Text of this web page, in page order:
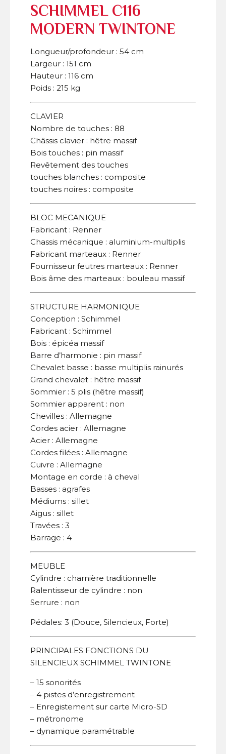
SCHIMMEL C116
MODERN TWINTONE
Longueur/profondeur : 54 cm
Largeur : 151 cm
Hauteur : 116 cm
Poids : 215 kg
CLAVIER
Nombre de touches : 88
Châssis clavier : hêtre massif
Bois touches : pin massif
Revêtement des touches
touches blanches : composite
touches noires : composite
BLOC MECANIQUE
Fabricant : Renner
Chassis mécanique : aluminium-multiplis
Fabricant marteaux : Renner
Fournisseur feutres marteaux : Renner
Bois âme des marteaux : bouleau massif
STRUCTURE HARMONIQUE
Conception : Schimmel
Fabricant : Schimmel
Bois : épicéa massif
Barre d’harmonie : pin massif
Chevalet basse : basse multiplis rainurés
Grand chevalet : hêtre massif
Sommier : 5 plis (hêtre massif)
Sommier apparent : non
Chevilles : Allemagne
Cordes acier : Allemagne
Acier : Allemagne
Cordes filées : Allemagne
Cuivre : Allemagne
Montage en corde : à cheval
Basses : agrafes
Médiums : sillet
Aigus : sillet
Travées : 3
Barrage : 4
MEUBLE
Cylindre : charnière traditionnelle
Ralentisseur de cylindre : non
Serrure : non
Pédales: 3 (Douce, Silencieux, Forte)
PRINCIPALES FONCTIONS DU
SILENCIEUX SCHIMMEL TWINTONE
– 15 sonorités
– 4 pistes d’enregistrement
– Enregistement sur carte Micro-SD
– métronome
– dynamique paramétrable